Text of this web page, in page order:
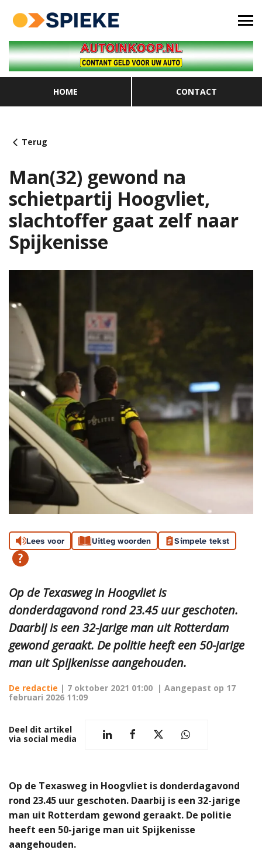
HOME CONTACT
Terug
Man(32) gewond na
schietpartij Hoogvliet,
slachtoffer gaat zelf naar
Spijkenisse
Lees voor Uitleg woorden Simpele tekst
Op de Texasweg in Hoogvliet is
donderdagavond rond 23.45 uur geschoten.
Daarbij is een 32-jarige man uit Rotterdam
gewond geraakt. De politie heeft een 50-jarige
man uit Spijkenisse aangehouden.
De redactie | 7 oktober 2021 01:00 | Aangepast op 17
februari 2026 11:09
Deel dit artikel
via social media
Op de Texasweg in Hoogvliet is donderdagavond
rond 23.45 uur geschoten. Daarbij is een 32-jarige
man uit Rotterdam gewond geraakt. De politie
heeft een 50-jarige man uit Spijkenisse
aangehouden.